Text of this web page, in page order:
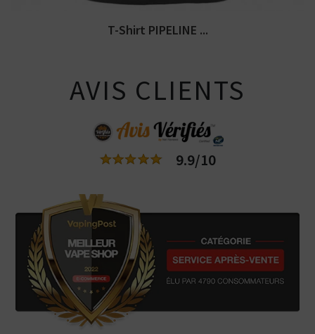
T-Shirt PIPELINE ...
AVIS CLIENTS
9.9/10